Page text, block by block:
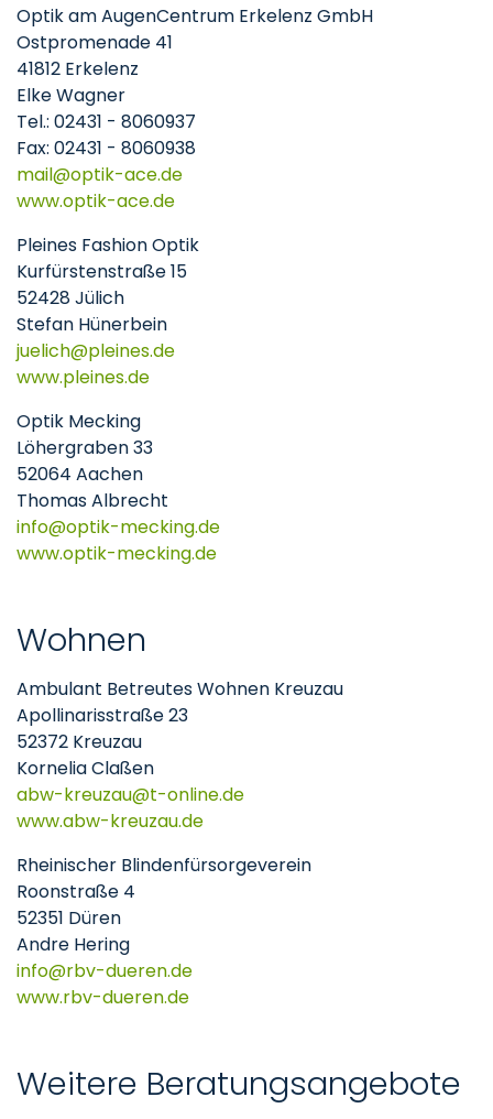
Optik am AugenCentrum Erkelenz GmbH
Ostpromenade 41
41812 Erkelenz
Elke Wagner
Tel.: 02431 - 8060937
Fax: 02431 - 8060938
mail
optik-acede
www.optik-ace.de
Pleines Fashion Optik
Kurfürstenstraße 15
52428 Jülich
Stefan Hünerbein
juelich
pleinesde
www.pleines.de
Optik Mecking
Löhergraben 33
52064 Aachen
Thomas Albrecht
info
optik-meckingde
www.optik-mecking.de
Wohnen
Ambulant Betreutes Wohnen Kreuzau
Apollinarisstraße 23
52372 Kreuzau
Kornelia Claßen
abw-kreuzau
t-onlinede
www.abw-kreuzau.de
Rheinischer Blindenfürsorgeverein
Roonstraße 4
52351 Düren
Andre Hering
info
rbv-duerende
www.rbv-dueren.de
Weitere Beratungsangebote